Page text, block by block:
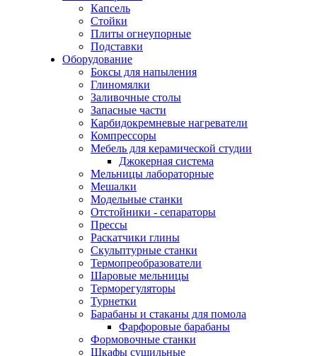
Капсель
Стойки
Плиты огнеупорные
Подставки
Оборудование
Боксы для напыления
Глиномялки
Заливочные столы
Запасные части
Карбидокремневые нагреватели
Компрессоры
Мебель для керамической студии
Джокерная система
Мельницы лабораторные
Мешалки
Модельные станки
Отстойники - сепараторы
Прессы
Раскатчики глины
Скульптурные станки
Термопреобразователи
Шаровые мельницы
Терморегуляторы
Турнетки
Барабаны и стаканы для помола
Фарфоровые барабаны
Формовочные станки
Шкафы сушильные